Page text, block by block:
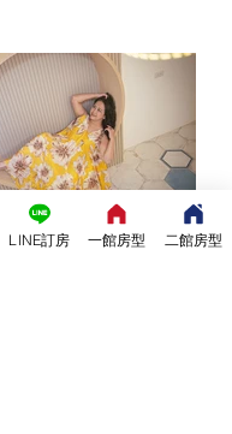
網美拍照區
LINE訂房 一館房型 二館房型